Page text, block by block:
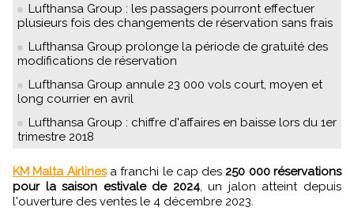
Lufthansa Group : les passagers pourront effectuer
plusieurs fois des changements de réservation sans frais
Lufthansa Group prolonge la période de gratuité des
modifications de réservation
Lufthansa Group annule 23 000 vols court, moyen et
long courrier en avril
Lufthansa Group : chiffre d'affaires en baisse lors du 1er
trimestre 2018
KM Malta Airlinesa franchi le cap des 250 000 réservations
pour la saison estivale de 2024, un jalon atteint depuis
l'ouverture des ventes le 4 décembre 2023.